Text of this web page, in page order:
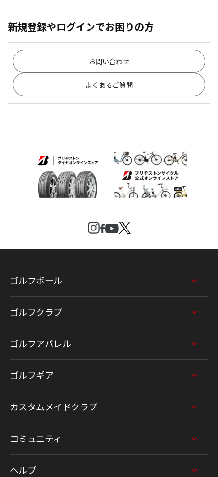
新規登録やログインでお困りの方
お問い合わせ
よくあるご質問
ゴルフボール
ゴルフクラブ
ゴルフアパレル
ゴルフギア
カスタムメイドクラブ
コミュニティ
ヘルプ